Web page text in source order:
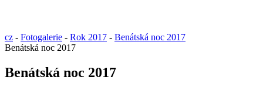
cz - Fotogalerie - Rok 2017 - Benátská noc 2017
Benátská noc 2017
Benátská noc 2017